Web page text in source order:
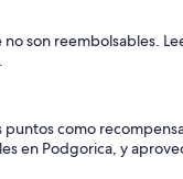
son reembolsables.
como
en Podgorica, y